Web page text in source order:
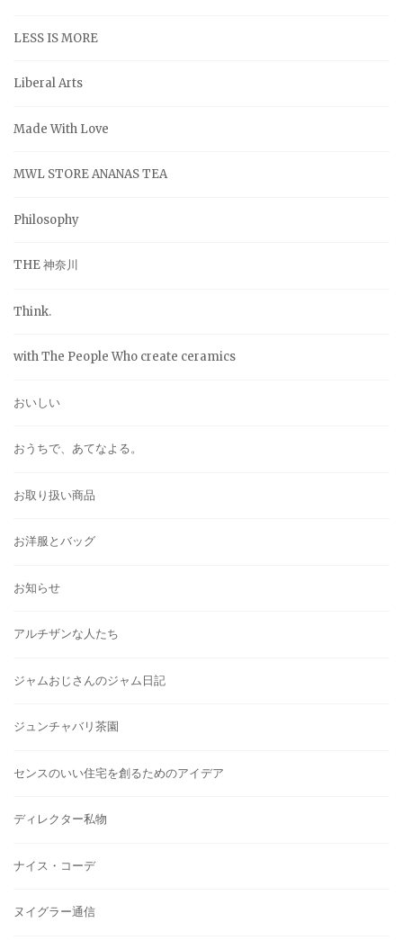
LESS IS MORE
Liberal Arts
Made With Love
MWL STORE ANANAS TEA
Philosophy
THE 神奈川
Think.
with The People Who create ceramics
おいしい
おうちで、あてなよる。
お取り扱い商品
お洋服とバッグ
お知らせ
アルチザンな人たち
ジャムおじさんのジャム日記
ジュンチャバリ茶園
センスのいい住宅を創るためのアイデア
ディレクター私物
ナイス・コーデ
ヌイグラー通信